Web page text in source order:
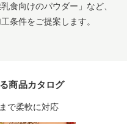
食向けのパウダー」など、
条件をご提案します。
商品カタログ
で柔軟に対応